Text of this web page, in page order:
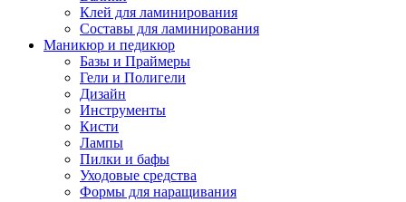
Клей для ламинирования
Составы для ламинирования
Маникюр и педикюр
Базы и Праймеры
Гели и Полигели
Дизайн
Инструменты
Кисти
Лампы
Пилки и бафы
Уходовые средства
Формы для наращивания